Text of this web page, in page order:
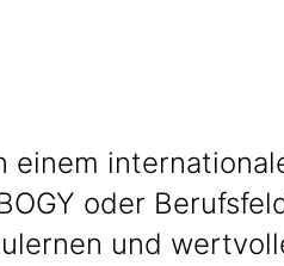
oder
und